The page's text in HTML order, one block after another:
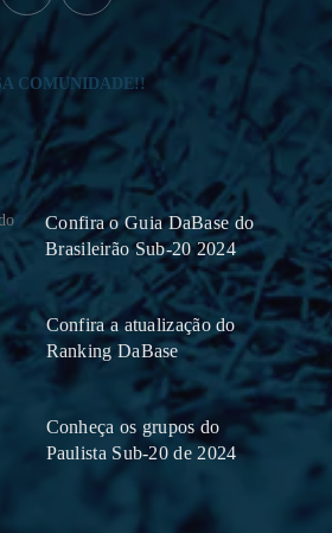
COMUNIDADE!!
Confira o Guia DaBase do
Brasileirão Sub-20 2024
Confira a atualização do
Ranking DaBase
Conheça os grupos do
Paulista Sub-20 de 2024